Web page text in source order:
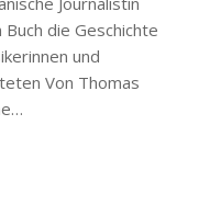
die Geschichte
und
Von Thomas